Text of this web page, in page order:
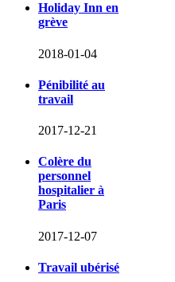
Holiday Inn en
grève
2018-01-04
Pénibilité au
travail
2017-12-21
Colère du
personnel
hospitalier à
Paris
2017-12-07
Travail ubérisé